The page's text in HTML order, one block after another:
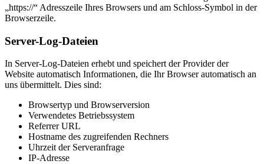
„https://“ Adresszeile Ihres Browsers und am Schloss-Symbol in der
Browserzeile.
Server-Log-Dateien
In Server-Log-Dateien erhebt und speichert der Provider der
Website automatisch Informationen, die Ihr Browser automatisch an
uns übermittelt. Dies sind:
Browsertyp und Browserversion
Verwendetes Betriebssystem
Referrer URL
Hostname des zugreifenden Rechners
Uhrzeit der Serveranfrage
IP-Adresse